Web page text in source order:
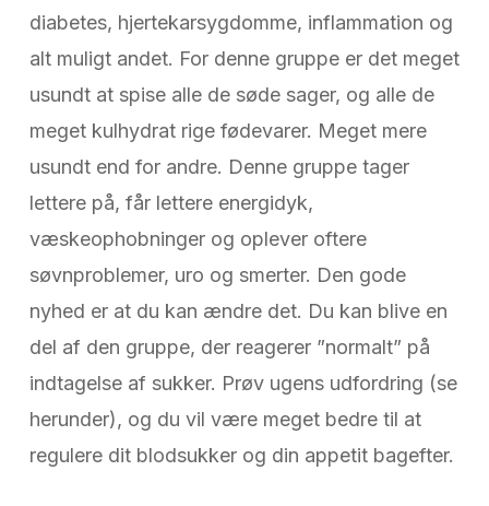
diabetes, hjertekarsygdomme, inflammation og
alt muligt andet. For denne gruppe er det meget
usundt at spise alle de søde sager, og alle de
meget kulhydrat rige fødevarer. Meget mere
usundt end for andre. Denne gruppe tager
lettere på, får lettere energidyk,
væskeophobninger og oplever oftere
søvnproblemer, uro og smerter. Den gode
nyhed er at du kan ændre det. Du kan blive en
del af den gruppe, der reagerer ”normalt” på
indtagelse af sukker. Prøv ugens udfordring (se
herunder), og du vil være meget bedre til at
regulere dit blodsukker og din appetit bagefter.